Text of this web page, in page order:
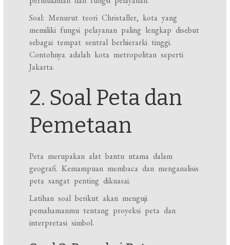
Soal: Menurut teori Christaller, kota yang
memiliki fungsi pelayanan paling lengkap disebut
sebagai tempat sentral berhierarki tinggi.
Contohnya adalah kota metropolitan seperti
Jakarta.
2. Soal Peta dan
Pemetaan
Peta merupakan alat bantu utama dalam
geografi. Kemampuan membaca dan menganalisis
peta sangat penting dikuasai.
Latihan soal berikut akan menguji
pemahamanmu tentang proyeksi peta dan
interpretasi simbol.